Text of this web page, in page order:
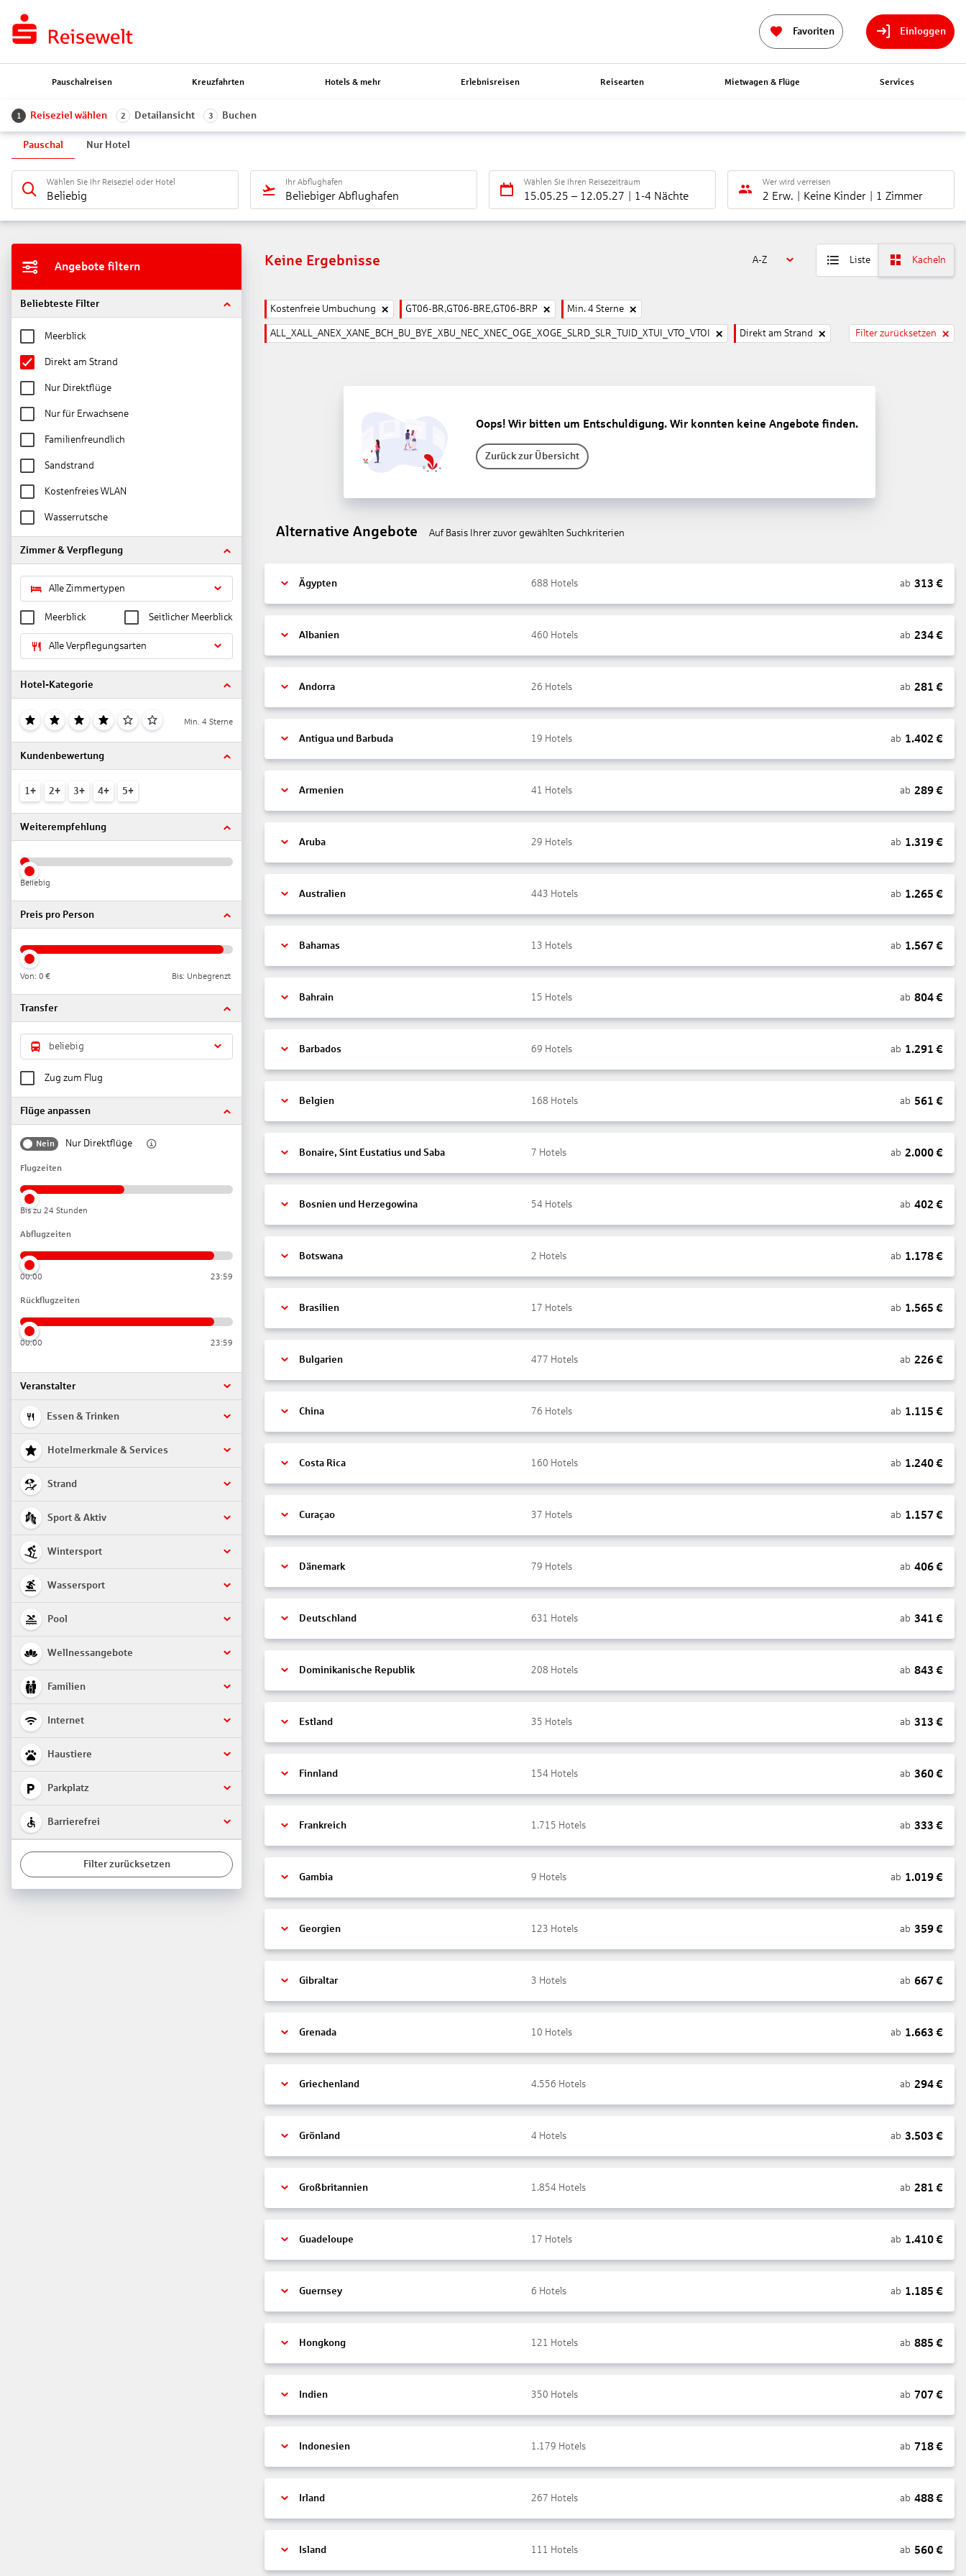
Favoriten Einloggen
Pauschalreisen Kreuzfahrten Hotels & mehr Erlebnisreisen Reisearten Mietwagen & Flüge Services
1 Reiseziel wählen 2 Detailansicht 3 Buchen
Pauschal Nur Hotel
Wählen Sie Ihr Reiseziel oder Hotel
Beliebig
Ihr Abflughafen
Beliebiger Abflughafen
Wählen Sie Ihren Reisezeitraum
15.05.25 – 12.05.27 1-4 Nächte
Wer wird verreisen
2 Erw. Keine Kinder 1 Zimmer
Angebote filtern
Beliebteste Filter
Meerblick
Direkt am Strand
Nur Direktflüge
Nur für Erwachsene
Familienfreundlich
Sandstrand
Kostenfreies WLAN
Wasserrutsche
Zimmer & Verpflegung
Alle Zimmertypen
Meerblick Seitlicher Meerblick
Alle Verpflegungsarten
Hotel-Kategorie
Min. 4 Sterne
Kundenbewertung
1+ 2+ 3+ 4+ 5+
Weiterempfehlung
Beliebig
Preis pro Person
Von: 0 € Bis: Unbegrenzt
Transfer
beliebig
Zug zum Flug
Flüge anpassen
Nein Nur Direktflüge
Flugzeiten
Bis zu 24 Stunden
Abflugzeiten
00:00 23:59
Rückflugzeiten
00:00 23:59
Veranstalter
Essen & Trinken
Hotelmerkmale & Services
Strand
Sport & Aktiv
Wintersport
Wassersport
Pool
Wellnessangebote
Familien
Internet
Haustiere
Parkplatz
Barrierefrei
Filter zurücksetzen
Keine Ergebnisse A-Z Liste Kacheln
Kostenfreie Umbuchung GT06-BR,GT06-BRE,GT06-BRP Min. 4 Sterne
ALL_XALL_ANEX_XANE_BCH_BU_BYE_XBU_NEC_XNEC_OGE_XOGE_SLRD_SLR_TUID_XTUI_VTO_VTOI Direkt am Strand Filter zurücksetzen
Oops! Wir bitten um Entschuldigung. Wir konnten keine Angebote finden.
Zurück zur Übersicht
Alternative Angebote Auf Basis Ihrer zuvor gewählten Suchkriterien
Ägypten 688 Hotels ab 313 €
Albanien 460 Hotels ab 234€
Andorra 26 Hotels ab 281 €
Antigua und Barbuda 19 Hotels ab 1.402 €
Armenien 41 Hotels ab 289€
Aruba 29 Hotels ab 1.319€
Australien 443 Hotels ab 1.265 €
Bahamas 13 Hotels ab 1.567 €
Bahrain 15 Hotels ab 804€
Barbados 69 Hotels ab 1.291 €
Belgien 168 Hotels ab 561 €
Bonaire, Sint Eustatius und Saba 7 Hotels ab 2.000€
Bosnien und Herzegowina 54 Hotels ab 402 €
Botswana 2 Hotels ab 1.178€
Brasilien 17 Hotels ab 1.565 €
Bulgarien 477 Hotels ab 226€
China 76 Hotels ab 1.115 €
Costa Rica 160 Hotels ab 1.240€
Curaçao 37 Hotels ab 1.157 €
Dänemark 79 Hotels ab 406€
Deutschland 631 Hotels ab 341 €
Dominikanische Republik 208 Hotels ab 843 €
Estland 35 Hotels ab 313 €
Finnland 154 Hotels ab 360€
Frankreich 1.715 Hotels ab 333 €
Gambia 9 Hotels ab 1.019€
Georgien 123 Hotels ab 359€
Gibraltar 3 Hotels ab 667 €
Grenada 10 Hotels ab 1.663 €
Griechenland 4.556 Hotels ab 294€
Grönland 4 Hotels ab 3.503 €
Großbritannien 1.854 Hotels ab 281 €
Guadeloupe 17 Hotels ab 1.410€
Guernsey 6 Hotels ab 1.185 €
Hongkong 121 Hotels ab 885 €
Indien 350 Hotels ab 707 €
Indonesien 1.179 Hotels ab 718€
Irland 267 Hotels ab 488€
Island 111 Hotels ab 560€